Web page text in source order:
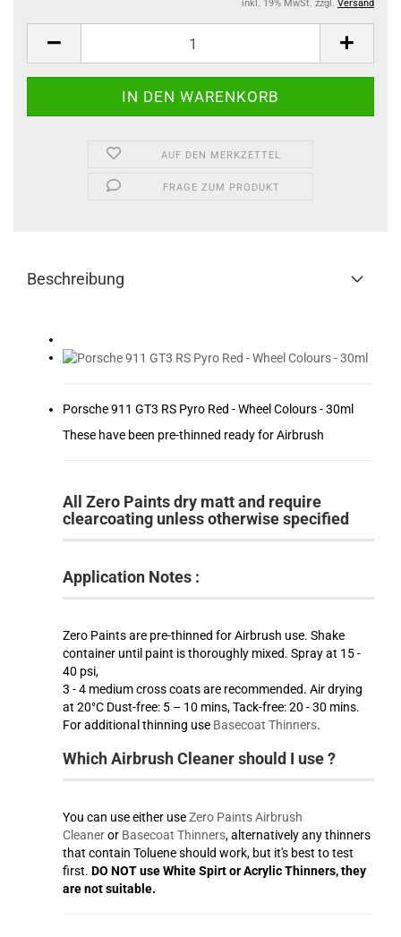
inkl. 19% MwSt. zzgl. Versand
AUF DEN MERKZETTEL
FRAGE ZUM PRODUKT
Beschreibung
Porsche 911 GT3 RS Pyro Red - Wheel Colours - 30ml
These have been pre-thinned ready for Airbrush
All Zero Paints dry matt and require
clearcoating unless otherwise specified
Application Notes :
Zero Paints are pre-thinned for Airbrush use. Shake
container until paint is thoroughly mixed. Spray at 15 -
40 psi,
3 - 4 medium cross coats are recommended. Air drying
at 20°C Dust-free: 5 – 10 mins, Tack-free: 20 - 30 mins.
For additional thinning use Basecoat Thinners.
Which Airbrush Cleaner should I use ?
You can use either useZero Paints Airbrush
Cleaneror Basecoat Thinners, alternatively any thinners
that contain Toluene should work, but it's best to test
first. DO NOT use White Spirt or Acrylic Thinners, they
are not suitable.